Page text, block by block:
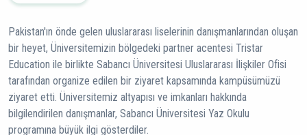
Pakistan'ın önde gelen uluslararası liselerinin danışmanlarından oluşan
bir heyet, Üniversitemizin bölgedeki partner acentesi Tristar
Education ile birlikte Sabancı Üniversitesi Uluslararası İlişkiler Ofisi
tarafından organize edilen bir ziyaret kapsamında kampüsümüzü
ziyaret etti. Üniversitemiz altyapısı ve imkanları hakkında
bilgilendirilen danışmanlar, Sabancı Üniversitesi Yaz Okulu
programına büyük ilgi gösterdiler.